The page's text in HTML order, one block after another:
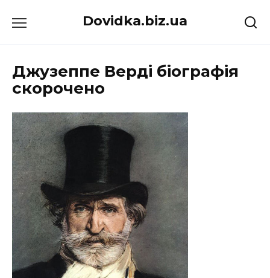
до
Dovidka.biz.ua
Джузеппе Верді біографія
скорочено